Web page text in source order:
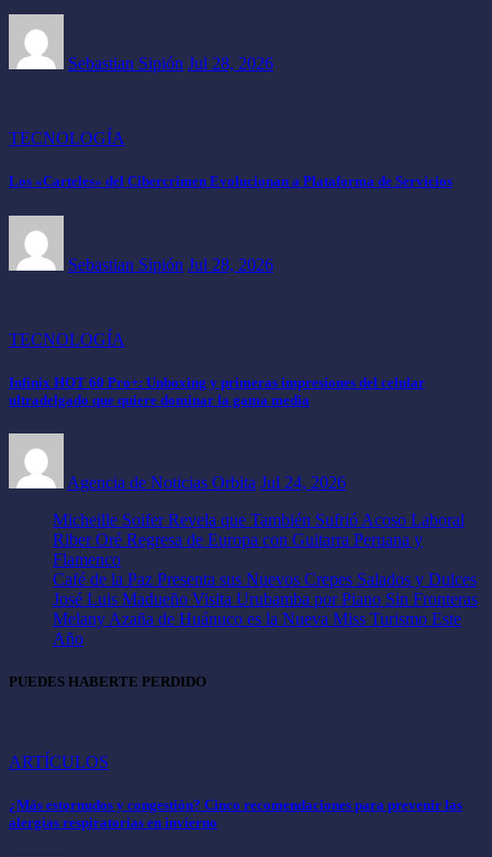
Sebastian Sipión Jul 28, 2026
TECNOLOGÍA
Los «Carteles» del Cibercrimen Evolucionan a Plataforma de Servicios
Sebastian Sipión Jul 28, 2026
TECNOLOGÍA
Infinix HOT 60 Pro+: Unboxing y primeras impresiones del celular
ultradelgado que quiere dominar la gama media
Agencia de Noticias Orbita Jul 24, 2026
Micheille Soifer Revela que También Sufrió Acoso Laboral
Riber Oré Regresa de Europa con Guitarra Peruana y
Flamenco
Café de la Paz Presenta sus Nuevos Crepes Salados y Dulces
José Luis Madueño Visita Urubamba por Piano Sin Fronteras
Melany Azaña de Huánuco es la Nueva Miss Turismo Este
Año
PUEDES HABERTE PERDIDO
ARTÍCULOS
¿Más estornudos y congestión? Cinco recomendaciones para prevenir las
alergias respiratorias en invierno